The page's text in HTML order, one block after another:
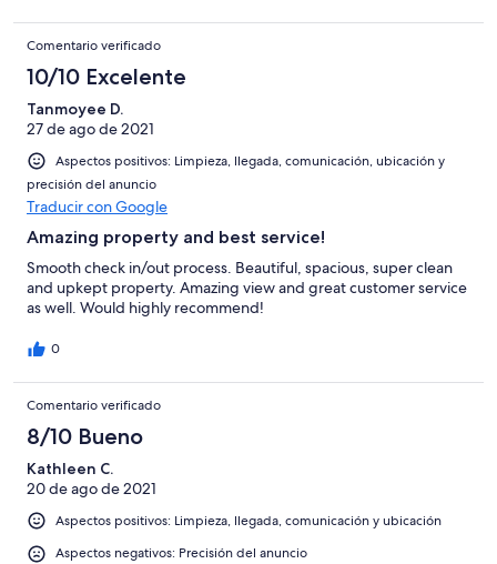
Comentario verificado
10/10 Excelente
Tanmoyee D.
27 de ago de 2021
Aspectos positivos: Limpieza, llegada, comunicación, ubicación y
precisión del anuncio
Traducir con Google
Amazing property and best service!
Smooth check in/out process. Beautiful, spacious, super clean
and upkept property. Amazing view and great customer service
as well. Would highly recommend!
0
Comentario verificado
8/10 Bueno
Kathleen C.
20 de ago de 2021
Aspectos positivos: Limpieza, llegada, comunicación y ubicación
Aspectos negativos: Precisión del anuncio